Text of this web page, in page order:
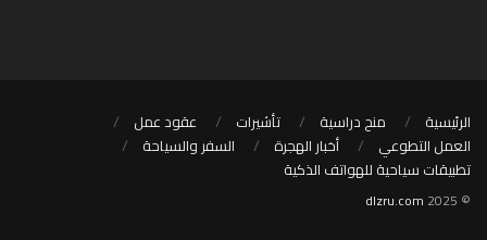
الرئيسية منح دراسية تأشيرات
عقود عمل
العمل التطوعي
أخبار الهجرة
السفر والسياحة
تطبيقات سياحية للهواتف الذكية
© 2025
dlzru.com